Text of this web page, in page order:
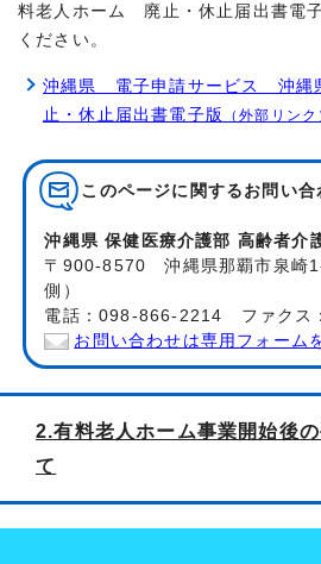
料老人ホーム 廃止・休止届出書電
ください。
沖縄県 電子申請サービス 沖縄
止・休止届出書電子版
（外部リンク
このページに関する お問い合
沖縄県 保健医療介護部 高齢者介
〒900-8570 沖縄県那覇市泉崎
側）
電話：098-866-2214 ファクス
お問い合わせは専用フォーム
2.有料老人ホーム事業開始後
て